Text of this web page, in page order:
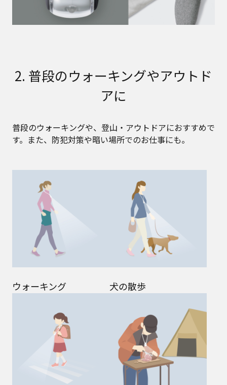
2. 普段のウォーキングやアウトド
アに
普段のウォーキングや、登山・アウトドアにおすすめで
す。また、防犯対策や暗い場所でのお仕事にも。
ウォーキング 犬の散歩